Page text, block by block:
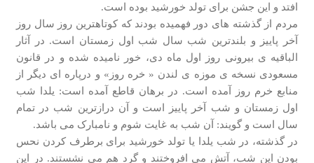
افتد و این جشن برای تولد خورشید بوده است.
مردم از گذشته های دور فهمیده بودند که کوتاهترین روز سال روز
آخر پاییز و بلندترین شب سال شب اول زمستان است. در آثار
الباقیه ی بیرونی روز اول ماه دی، خور نامیده شده و در قانون
مسعودی نسخه ی موزه ی لندن « خره روز» و درپاره ای دیگر از
منابع خرم روز آمده است. در برهان قاطع آمده است: یلدا شب
اول زمستان و شب آخر پاییز است و آن درازترین شب در تمام
سال است و گویند: آن شب به غایت شوم و نامبارک می باشد.
در گذشته، در شب یلدا یا تولد خورشید برای برطرف کردن نحس
بودن این شب، آتش می افروختند و گرد هم می نشستند. در این